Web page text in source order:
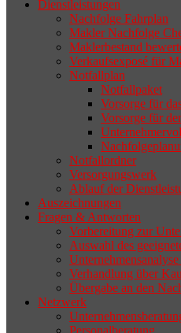
selten die
Dienstleistungen
Nachfolge Fahrplan
Makler Nachfolge
Maklerbestand
Verkaufsexposé für
Notfallplan
Notfallpaket
Vorsorge für
Vorsorge für
Notfallordner
Versorgungswerk
Ablauf der
Auszeichnungen
Fragen & Antworten
Vorbereitung zur
Auswahl des
Verhandlung über
Übergabe an den
Netzwerk